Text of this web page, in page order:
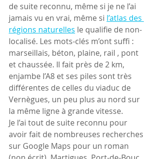
de suite reconnu, même si je ne l’ai
jamais vu en vrai, même si l’atlas des
régions naturelles le qualifie de non-
localisé. Les mots-clés m’ont suffi :
marseillais, béton, plaine, rail , pont
et chaussée. Il fait près de 2 km,
enjambe l’A8 et ses piles sont très
différentes de celles du viaduc de
Vernègues, un peu plus au nord sur
la même ligne à grande vitesse.
Je l’ai tout de suite reconnu pour
avoir fait de nombreuses recherches
sur Google Maps pour un roman